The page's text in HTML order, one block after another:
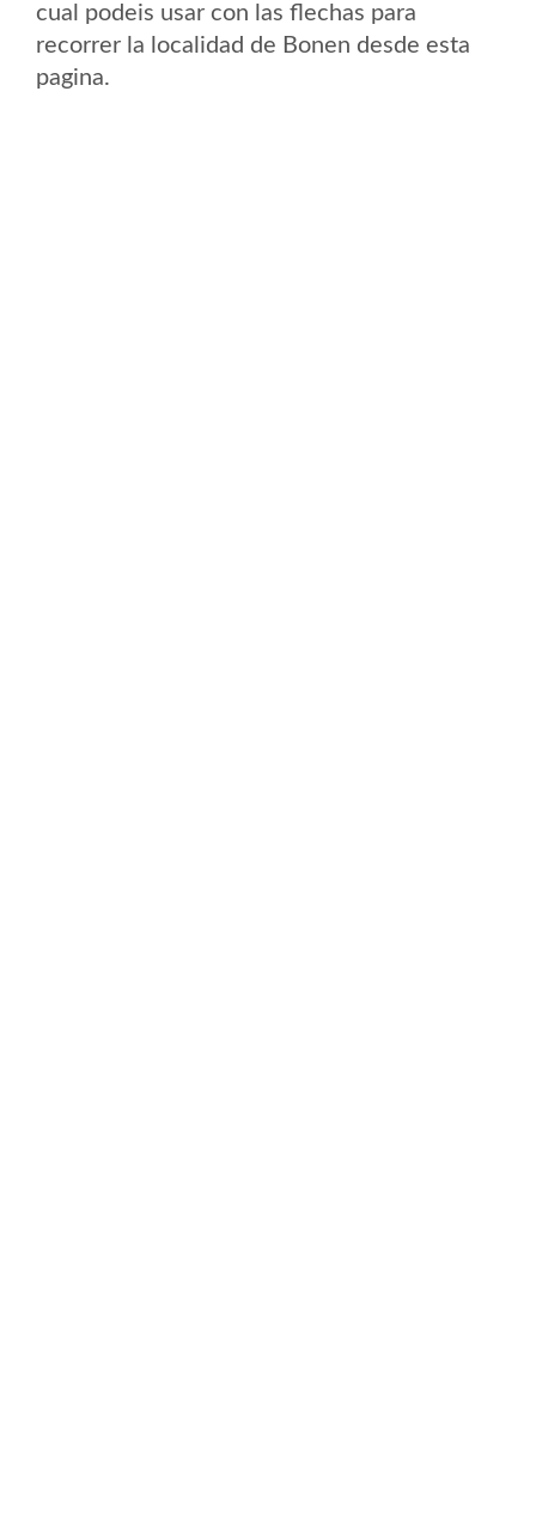
cual podeis usar con las flechas para
recorrer la localidad de Bonen desde esta
pagina.